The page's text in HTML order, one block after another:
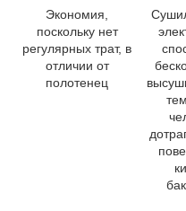
Экономия,
поскольку нет
регулярных трат, в
отличии от
полотенец